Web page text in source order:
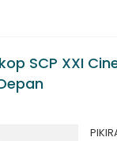
SCP XXI